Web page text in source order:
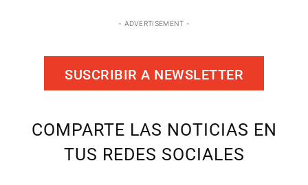
- ADVERTISEMENT -
SUSCRIBIR A NEWSLETTER
COMPARTE LAS NOTICIAS EN
TUS REDES SOCIALES